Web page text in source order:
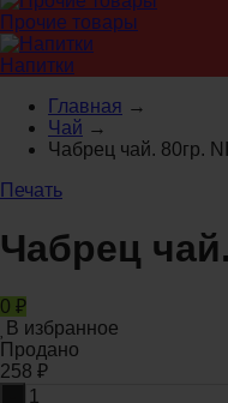
Прочие товары
Напитки
Главная →
Чай →
Чабрец чай. 80гр.
Печать
Чабрец
0 ₽
В избранное
Продано
258 ₽